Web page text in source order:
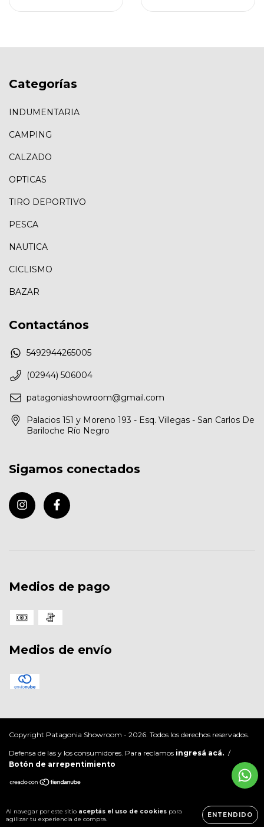
Al navegar por este sitio aceptás el uso de cookies para
agilizar tu experiencia de compra.
ENTENDIDO
Categorías
INDUMENTARIA
CAMPING
CALZADO
OPTICAS
TIRO DEPORTIVO
PESCA
NAUTICA
CICLISMO
BAZAR
Contactános
5492944265005
(02944) 506004
patagoniashowroom@gmail.com
Palacios 151 y Moreno 193 - Esq. Villegas - San Carlos De
Bariloche Río Negro
Sigamos conectados
Medios de pago
Medios de envío
Copyright Patagonia Showroom - 2026. Todos los derechos reservados.
Defensa de las y los consumidores. Para reclamos ingresá acá. /
Botón de arrepentimiento